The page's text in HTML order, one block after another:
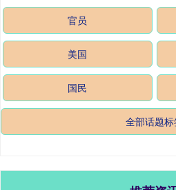
官员
美国
国民
全部话题